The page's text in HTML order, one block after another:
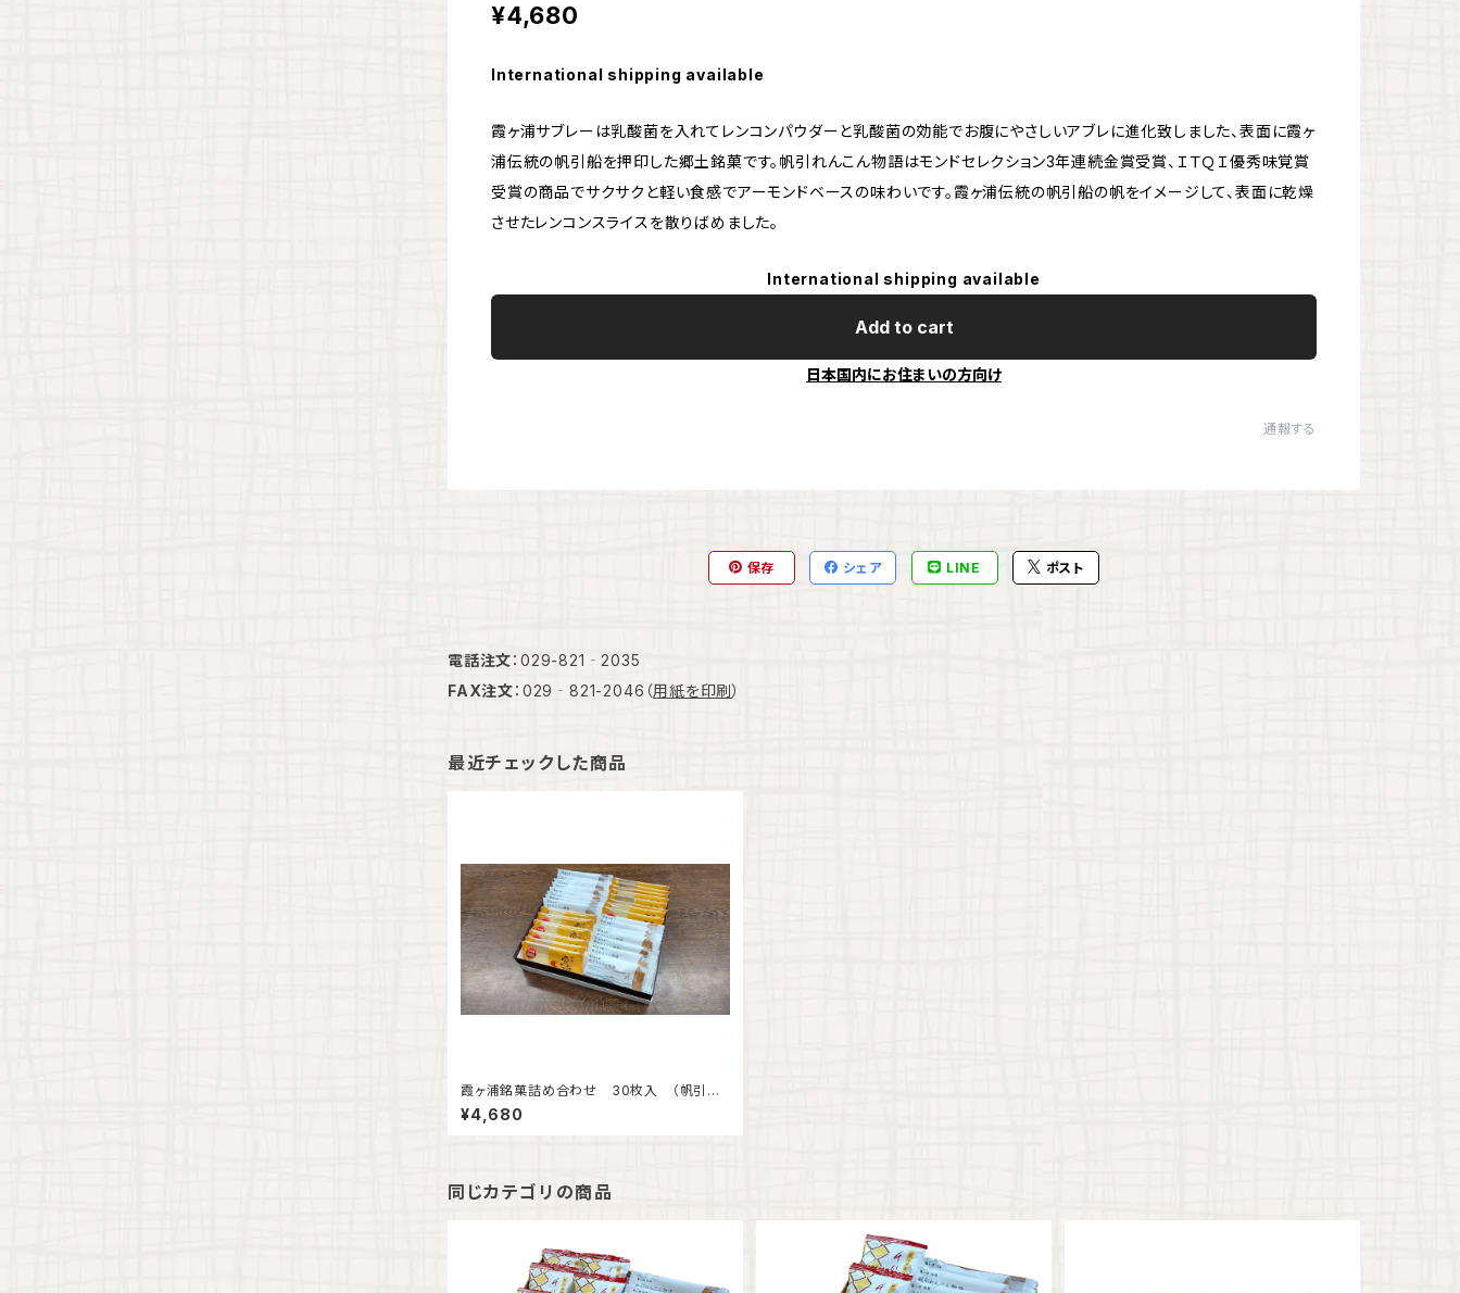
¥4,680
International shipping available
霞ヶ浦サブレーは乳酸菌を入れてレンコンパウダーと乳酸菌の効能でお腹にやさしいアブレに進化致しました、表面に霞ヶ
浦伝統の帆引船を押印した郷土銘菓です。帆引れんこん物語はモンドセレクション3年連続金賞受賞、ＩＴＱＩ優秀味覚賞
受賞の商品でサクサクと軽い食感でアーモンドベースの味わいです。霞ヶ浦伝統の帆引船の帆をイメージして、表面に乾燥
させたレンコンスライスを散りばめました。
International shipping available
Add to cart
日本国内にお住まいの方向け
通報する
保存 シェア LINE ポスト
電話注文：029-821‐2035
FAX注文：029‐821-2046（用紙を印刷）
最近チェックした商品
霞ヶ浦銘菓詰め合わせ 30枚入 （帆引れ
んこん物語15枚・霞ヶ浦サブレー15枚）
¥4,680
同じカテゴリの商品